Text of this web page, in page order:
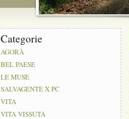
Categorie
AGORÀ
BEL PAESE
LE MUSE
SALVAGENTE X PC
VITA
VITA VISSUTA